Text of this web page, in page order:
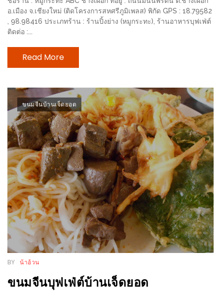
ฟรี
LINE
อร่อย
ทั่ว
เชียงใหม่
ลุ้น
บัตร
รับ
ประทาน
บุฟเฟ่ต์
ฟรี
ที่
LE
CRYSTAL
ฟรี
อ.เมือง จ.เชียงใหม่ (ติดโครงการสหศรีภูมิเพลส) พิกัด GPS : 18.79582
, 98.98416 ประเภทร้าน : ร้านปิ้งย่าง (หมูกระทะ), ร้านอาหารบุฟเฟ่ต์
ติดต่อ :...
Read More
ขนมจีนบ้านเจ็ดยอด
BY น้าอ้วน
ขนมจีนบุฟเฟ่ต์บ้านเจ็ดยอด